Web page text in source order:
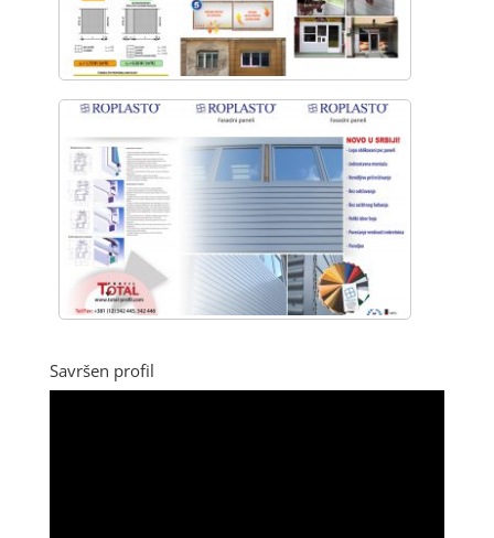
Savršen profil